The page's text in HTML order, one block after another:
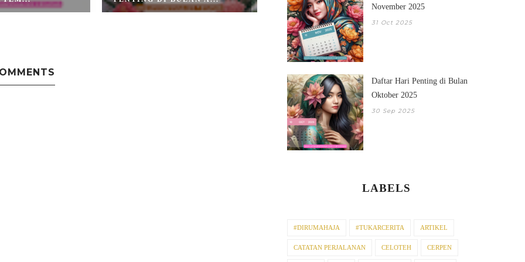
November 2025
31 Oct 2025
Daftar Hari Penting di Bulan
Oktober 2025
30 Sep 2025
LABELS
#DIRUMAHAJA #TUKARCERITA ARTIKEL
CATATAN PERJALANAN CELOTEH CERPEN